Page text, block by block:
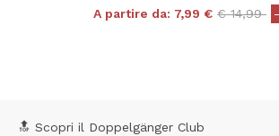
A partire da: 7,99 € Price
€ 14,99to
🔝 Scopri il Doppelgänger Club